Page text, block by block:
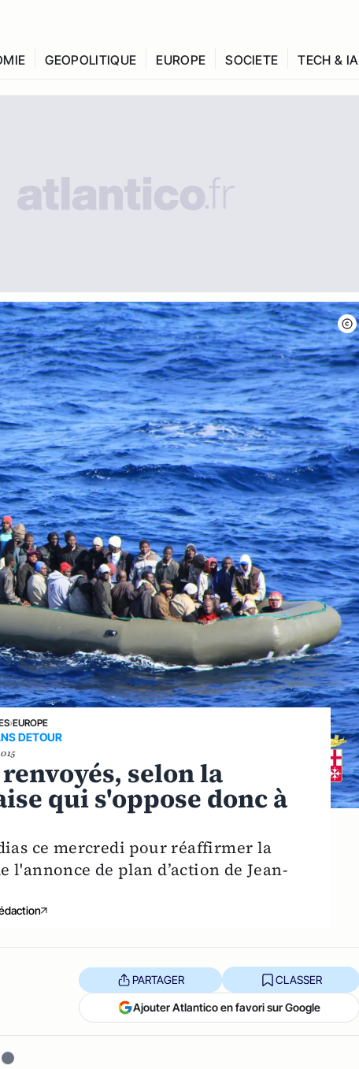
GEOPOLITIQUE EUROPE SOCIETE TECH & IA
›EUROPE
DETOUR
selon la
qui s'oppose donc à
ce mercredi pour réaffirmer la
de plan d’action de Jean-
PARTAGER CLASSER
Ajouter Atlantico en favori sur Google